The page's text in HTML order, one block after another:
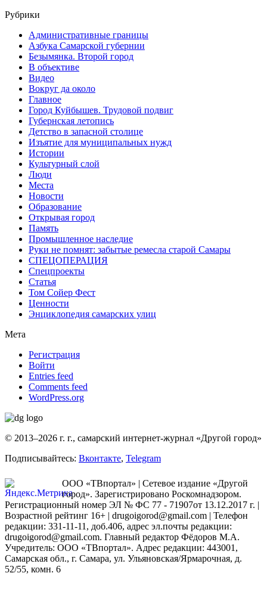
Рубрики
Административные границы
Азбука Самарской губернии
Безымянка. Второй город
В объективе
Видео
Вокруг да около
Главное
Город Куйбышев. Трудовой подвиг
Губернская летопись
Детство в запасной столице
Изъятие для муниципальных нужд
Истории
Культурный слой
Люди
Места
Новости
Образование
Открывая город
Память
Промышленное наследие
Руки не помнят: забытые ремесла старой Самары
СПЕЦОПЕРАЦИЯ
Спецпроекты
Статья
Том Сойер Фест
Ценности
Энциклопедия самарских улиц
Мета
Регистрация
Войти
Entries feed
Comments feed
WordPress.org
© 2013–2026 г. г., самарский интернет-журнал «Другой город»
Подписывайтесь: Вконтакте, Telegram
ООО «ТВпортал» | Сетевое издание «Другой
город». Зарегистрировано Роскомнадзором.
Регистрационный номер ЭЛ № ФС 77 - 71907от 13.12.2017 г. |
Возрастной рейтинг 16+ | drugoigorod@gmail.com | Телефон
редакции: 331-11-11, доб.406, адрес эл.почты редакции:
drugoigorod@gmail.com. Главный редактор Фёдоров М.А.
Учредитель: ООО «ТВпортал». Адрес редакции: 443001,
Самарская обл., г. Самара, ул. Ульяновская/Ярмарочная, д.
52/55, комн. 6